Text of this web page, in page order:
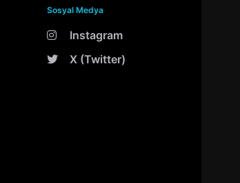
Sosyal Medya
Instagram
X (Twitter)